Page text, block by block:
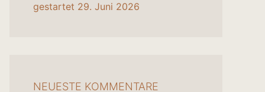
gestartet 29. Juni 2026
NEUESTE KOMMENTARE